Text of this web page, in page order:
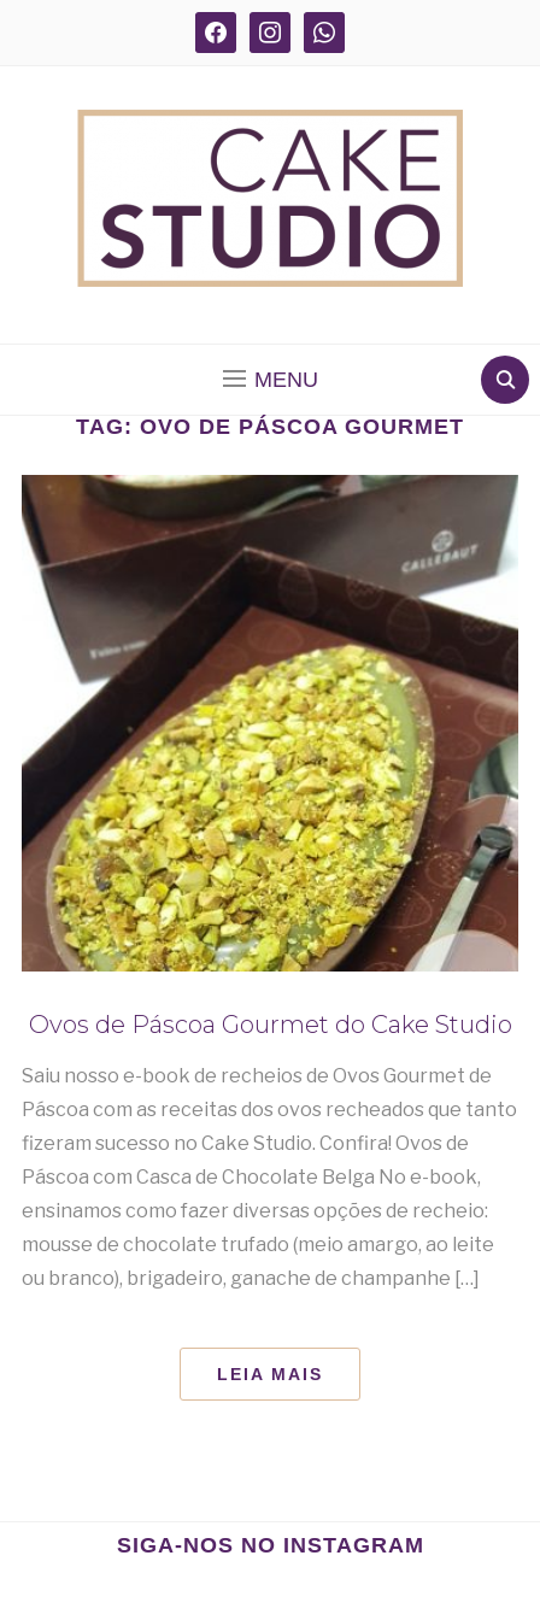
facebook instagram whatsapp
MENU
TAG: OVO DE PÁSCOA GOURMET
Ovos de Páscoa Gourmet do Cake Studio
Saiu nosso e-book de recheios de Ovos Gourmet de
Páscoa com as receitas dos ovos recheados que tanto
fizeram sucesso no Cake Studio. Confira! Ovos de
Páscoa com Casca de Chocolate Belga No e-book,
ensinamos como fazer diversas opções de recheio:
mousse de chocolate trufado (meio amargo, ao leite
ou branco), brigadeiro, ganache de champanhe […]
LEIA MAIS
SIGA-NOS NO INSTAGRAM